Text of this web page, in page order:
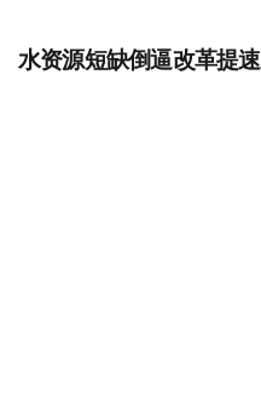
水资源短缺倒逼改革提速